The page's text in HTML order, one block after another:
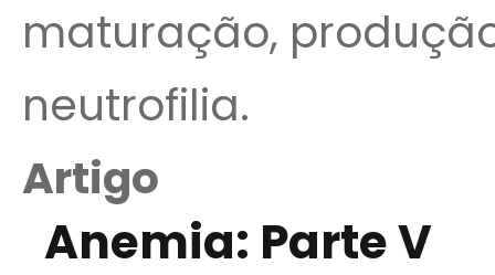
maturação,
neutrofilia.
Artigo
Anemia: Parte V